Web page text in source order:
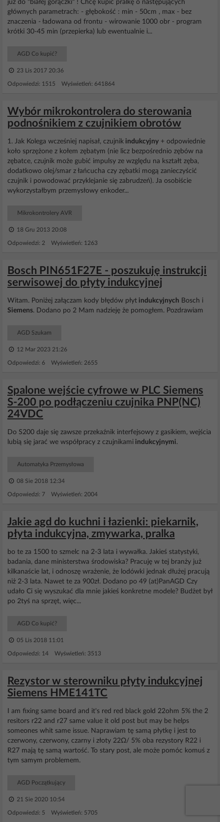
już do "białej gorączki" ! Chcę kupić pralkę o następujących
głównych parametrach: - głębokość : min - 50cm , max - bez
znaczenia - ładowana od frontu - wirowanie 1000 obr - program
krótki 30-45 min (przepierka) lub ewentualnie i...
AGD Co kupić?
23 Lis 2017 20:36
Odpowiedzi: 1515 Wyświetleń: 641864
Wybór mikrokontrolera do sterowania
podnośnikiem z czujnikiem obrotów
1. Jak Kolega wcześniej napisał, czujnik indukcyjny + odpowiednie
koło sprzężone z kołem zębatym (nie licz bezpośrednio zębów na
zębatce, czujnik może gubić impulsy ze względu na kształt zęba,
dodatkowo olej/smar z łańcucha czy zębatki mogą zanieczyścić
czujnik i powodować przyklejanie się zabrudzeń). Ja osobiście
wykorzystałbym przemysłowy enkoder...
Mikrokontrolery AVR
18 Gru 2013 20:08
Odpowiedzi: 2 Wyświetleń: 1263
Bosch PIN651F27E - poszukuję instrukcji
serwisowej do płyty indukcyjnej
Witam. Poniżej załączam kody błędów płyt indukcyjnych Bosch i
Siemens. Dodano po 2 Mam nadzieję że pomogłem. Pozdrawiam
AGD Szukam
12 Mar 2023 21:26
Odpowiedzi: 6 Wyświetleń: 2655
Spalone wejście cyfrowe w PLC Siemens
S-200 po podłączeniu czujnika PNP(NC)
24VDC
Do S200 daje się zawsze przekaźnik interfejsowy z gasikiem, wejścia
lubią się jarać we współpracy z czujnikami indukcyjnymi.
Automatyka Przemysłowa
08 Sie 2018 12:34
Odpowiedzi: 7 Wyświetleń: 2004
Jakie agd do kuchni i łazienki: piekarnik,
płyta indukcyjna, zmywarka, pralka
bo te za 1500 to szmelc na 2-3 lata i wywałka. Jakieś statystyki,
badania, dane ministerstwa środowiska? Pracuję w tej branży już
kilkanaście lat, i odnoszę wrażenie, że lodówki jednak dłużej pracują
niż 2-3 lata. Nawet te za 900zł. Dodano po 49 (at)PanAGD Czy
udało Ci się wyszukać dla mnie jakieś konkretne modele? Budżet był
po 2tyś na sprzęt, więc...
AGD Co kupić?
05 Lis 2018 11:01
Odpowiedzi: 14 Wyświetleń: 3513
Rezystor w sterowniku płyty indukcyjnej
Siemens HME141TC
I am fixing same board and it's red red black gold 22ohm 5% the 2
resitors r22 and r27 same value it old post but may be helps
someones whit same issue. Naprawiam tę samą płytkę i jest to
czerwony, czerwony, czarny i złoty 22Ω/ 5% oba rezystory R22 i
R27 mają tę samą wartość. To stary post, ale może pomóc komuś z
tym samym problemem.
AGD Początkujący
21 Sie 2020 10:54
Odpowiedzi: 5 Wyświetleń: 5705